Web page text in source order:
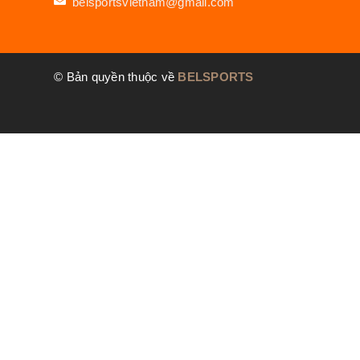
© Bản quyền thuộc về BELSPORTS